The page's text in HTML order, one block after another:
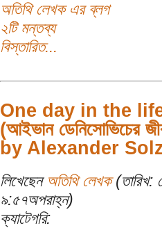
অতিথি লেখক এর ব্লগ
২টি মন্তব্য
বিস্তারিত...
One day in the
(আইভান ডেনিসোভিচের
by Alexander
লিখেছেন অতিথি লেখক(তারিখ:
৯:৫৭অপরাহ্ন)
ক্যাটেগরি: